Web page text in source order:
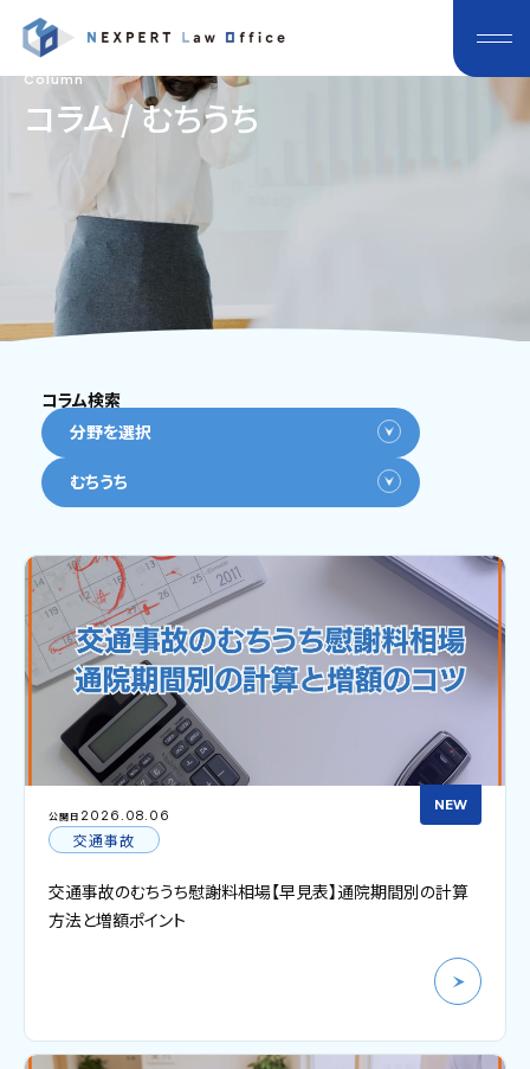
Column
コラム / むちうち
コラム検索
分野を選択
むちうち
公開日 2026.08.06
NEW
交通事故
交通事故のむちうち慰謝料相場【早見表】通院期間別の計算
方法と増額ポイント